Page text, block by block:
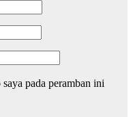
pada peramban ini